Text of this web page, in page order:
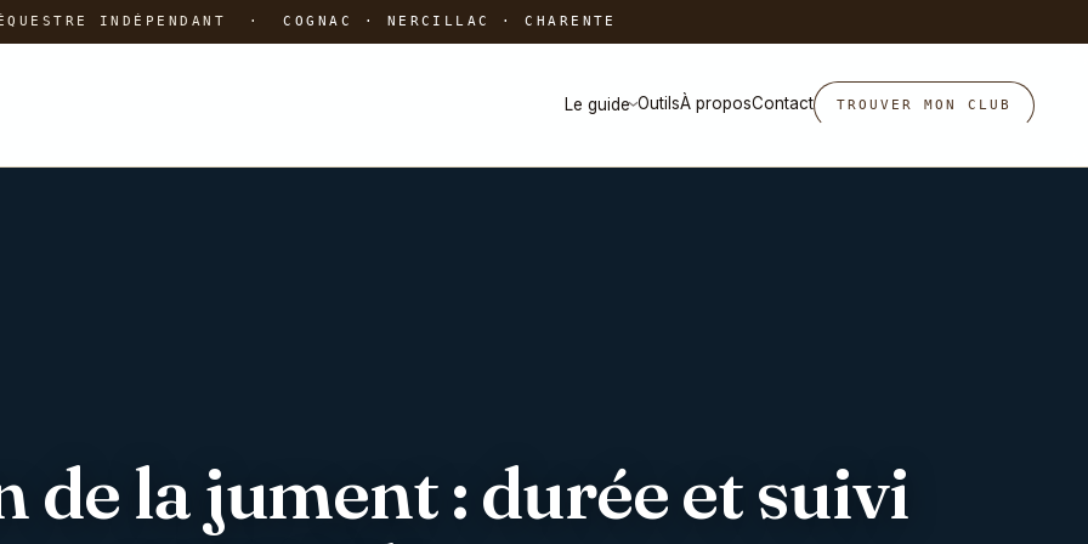
INDÉPENDANT ·COGNAC · NERCILLAC · CHARENTE
Le guide›OutilsÀ proposContact TROUVER MON CLUB
de la jument : durée et suivi